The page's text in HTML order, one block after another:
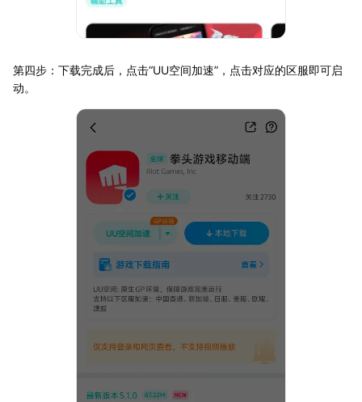
第四步：下载完成后，点击“UU空间加速”，点击对应的区服即可启
动。